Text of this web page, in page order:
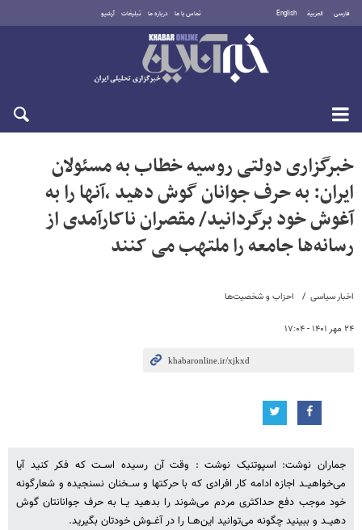
فارسی العربية English تماس با ما درباره ما تبلیغات آرشیو
یکشنبه ۱۸ مرداد ۱۴۰۵
اخبار سیاسی احزاب و شخصیت‌ها
۲۴ مهر ۱۴۰۱ - ۱۷:۰۴
خبرگزاری دولتی روسیه خطاب به مسئولان
ایران: به حرف جوانان گوش دهید ،آنها را به
آغوش خود برگردانید/ مقصران ناکارآمدی از
رسانه‌ها جامعه را ملتهب می کنند
جماران نوشت: اسپوتنیک نوشت : وقت آن رسیده اســت که فکر کنید آیا
می‌خواهیــد اجازه ادامه کار افرادی که با حرکتها و ســخنان نسنجیده و شعارگونه
خود موجب دفع حداکثری مردم می‌شوند را بدهید یــا به حرف جوانانتان گوش
دهیــد و ببینید چگونه می‌توانید این‌هــا را در آغــوش خودتان بگیرید.